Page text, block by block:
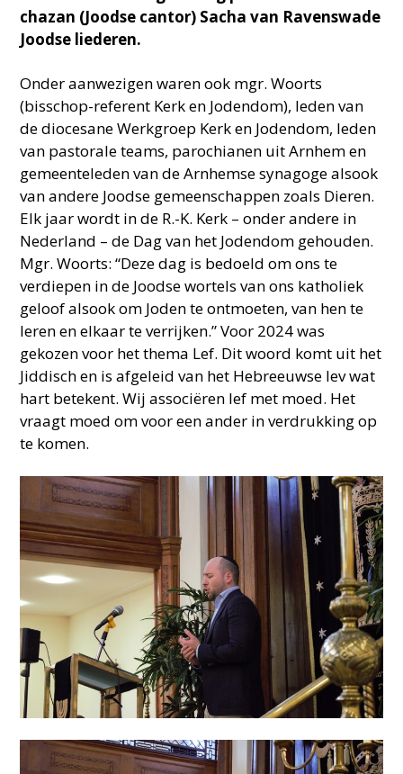
chazan (Joodse cantor) Sacha van Ravenswade
Joodse liederen.
Onder aanwezigen waren ook mgr. Woorts
(bisschop-referent Kerk en Jodendom), leden van
de diocesane Werkgroep Kerk en Jodendom, leden
van pastorale teams, parochianen uit Arnhem en
gemeenteleden van de Arnhemse synagoge alsook
van andere Joodse gemeenschappen zoals Dieren.
Elk jaar wordt in de R.-K. Kerk – onder andere in
Nederland – de Dag van het Jodendom gehouden.
Mgr. Woorts: “Deze dag is bedoeld om ons te
verdiepen in de Joodse wortels van ons katholiek
geloof alsook om Joden te ontmoeten, van hen te
leren en elkaar te verrijken.” Voor 2024 was
gekozen voor het thema Lef. Dit woord komt uit het
Jiddisch en is afgeleid van het Hebreeuwse lev wat
hart betekent. Wij associëren lef met moed. Het
vraagt moed om voor een ander in verdrukking op
te komen.